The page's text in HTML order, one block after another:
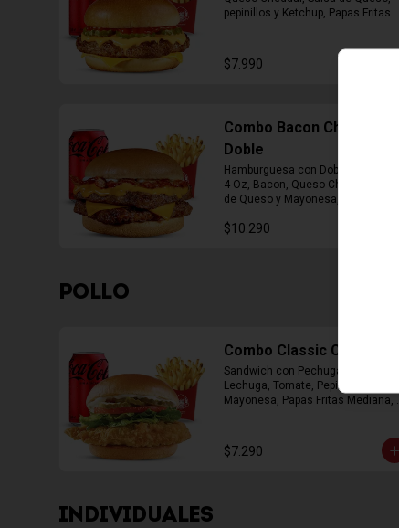
pepinillos y Ketchup, Papas Fritas
$7.990
Combo Bacon Cheddar
Doble
Hamburguesa con Doble Carne de
4 Oz, Bacon, Queso Cheddar, Salsa
de Queso y Mayonesa, Papas Fritas
$10.290
POLLO
Combo Classic Chicken
Sandwich con Pechuga Apanada,
Lechuga, Tomate, Pepinillos y
Mayonesa, Papas Fritas Mediana,
$7.290
INDIVIDUALES